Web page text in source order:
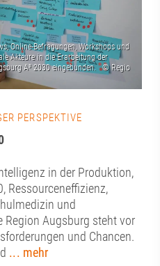
PERSPEKTIVE
in der Produktion,
Ressourceneffizienz,
und
Augsburg steht vor
und Chancen.
... mehr